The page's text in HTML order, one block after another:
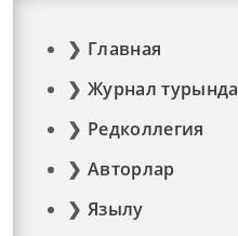
Главная
Журнал турында
Редколлегия
Авторлар
Язылу